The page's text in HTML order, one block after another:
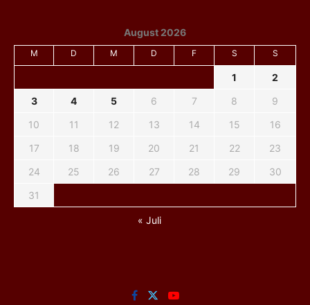
August 2026
M D M D F S S
1
2
3
4 5 6 7 8
9
10
11 12 13 14 15
16
17
18 19 20 21 22
23
24
25 26 27 28 29
30
31
« Juli